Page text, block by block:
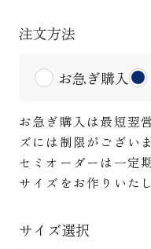
注文方法
お急ぎ購入
お急ぎ購入は最短翌
ズには制限がござい
セミオーダーは一定
サイズをお作りいた
サイズ選択